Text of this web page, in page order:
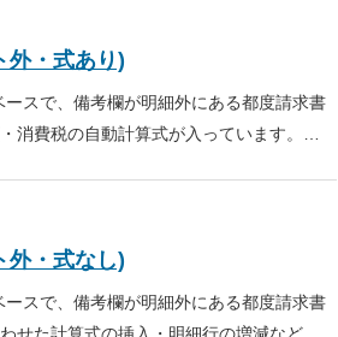
外・式あり)
スで、備考欄が明細外にある都度請求書
消費税の自動計算式が入っています。…
外・式なし)
スで、備考欄が明細外にある都度請求書